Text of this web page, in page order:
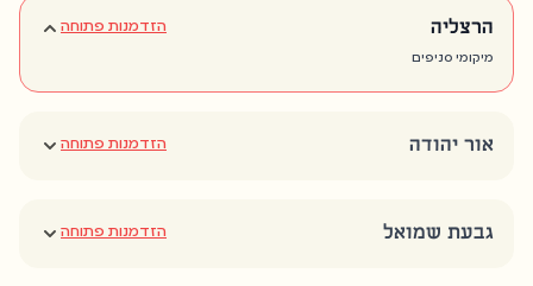
הרצליה הזדמנות פתוחה
מיקומי סניפים
אור יהודה הזדמנות פתוחה
גבעת שמואל הזדמנות פתוחה